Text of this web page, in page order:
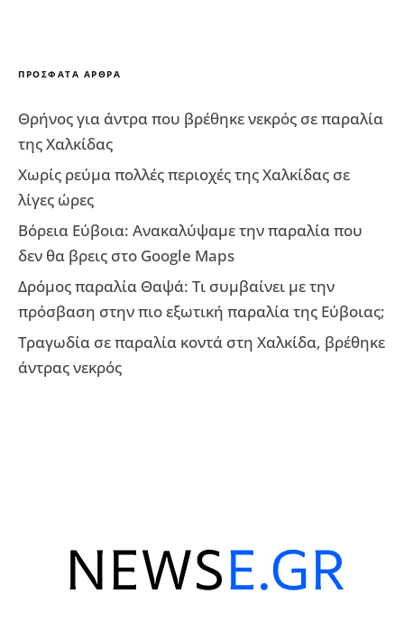
ΠΡΌΣΦΑΤΑ ΆΡΘΡΑ
Θρήνος για άντρα που βρέθηκε νεκρός σε παραλία
της Χαλκίδας
Χωρίς ρεύμα πολλές περιοχές της Χαλκίδας σε
λίγες ώρες
Βόρεια Εύβοια: Ανακαλύψαμε την παραλία που
δεν θα βρεις στο Google Maps
Δρόμος παραλία Θαψά: Τι συμβαίνει με την
πρόσβαση στην πιο εξωτική παραλία της Εύβοιας;
Τραγωδία σε παραλία κοντά στη Χαλκίδα, βρέθηκε
άντρας νεκρός